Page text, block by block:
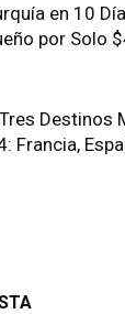
en 10
por Solo
Destinos
Francia,